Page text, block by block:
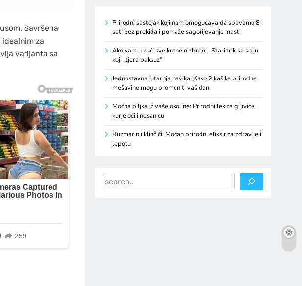
Savršena
za
varijanta sa
Prirodni sastojak koji nam omogućava da spavamo 8
sati bez prekida i pomaže sagorijevanje masti
Ako vam u kući sve krene nizbrdo – Stari trik sa solju
koji „tjera baksuz“
Jednostavna jutarnja navika: Kako 2 kašike prirodne
mešavine mogu promeniti vaš dan
Moćna biljka iz vaše okoline: Prirodni lek za gljivice,
kurje oči i nesanicu
Ruzmarin i klinčići: Moćan prirodni eliksir za zdravlje i
lepotu
Search